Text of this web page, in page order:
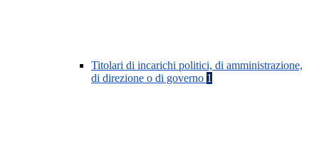
Titolari di incarichi politici, di amministrazione,
di direzione o di governo 1